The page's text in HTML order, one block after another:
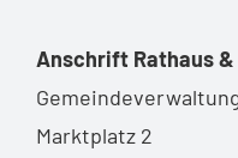
Anschrift Rathaus
Marktplatz 2